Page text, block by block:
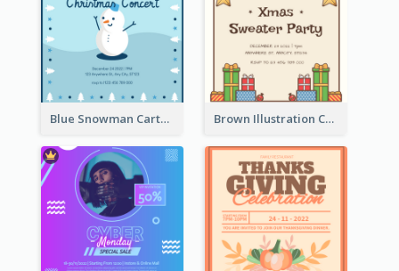
Blue Snowman Cartoon Christmas Concert Invitation Brown Illustration Christmas Sweater Party Invitation